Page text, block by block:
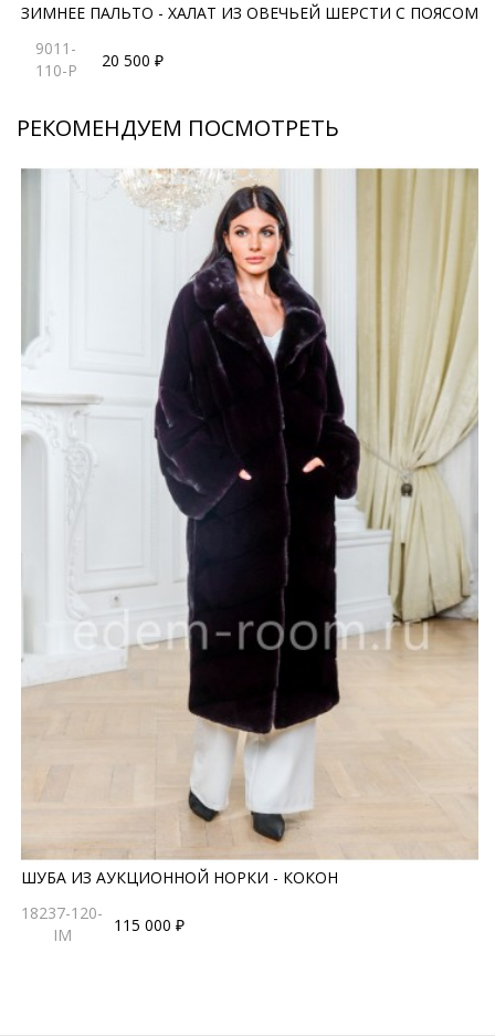
ЗИМНЕЕ ПАЛЬТО - ХАЛАТ ИЗ ОВЕЧЬЕЙ ШЕРСТИ С ПОЯСОМ
9011-
110-P
20 500 ₽
РЕКОМЕНДУЕМ ПОСМОТРЕТЬ
ШУБА ИЗ АУКЦИОННОЙ НОРКИ - КОКОН
18237-120-
IM
115 000 ₽